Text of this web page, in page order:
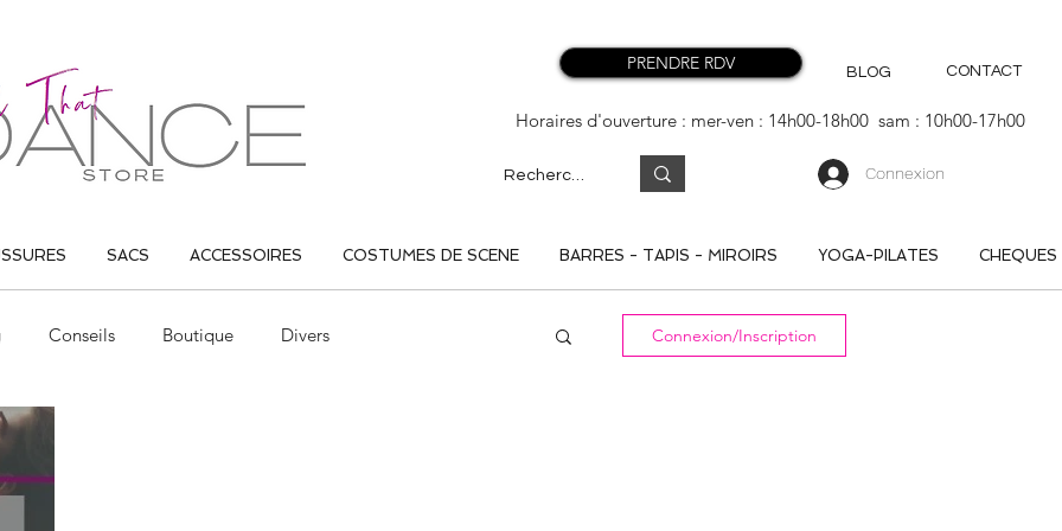
PRENDRE RDV BLOG CONTACT
Horaires d'ouverture : mer-ven : 14h00-18h00 sam : 10h00-17h00
Connexion
SACS ACCESSOIRES COSTUMES DE SCENE BARRES - TAPIS - MIROIRS YOGA-PILATES CHEQUES
Conseils Boutique Divers Connexion/Inscription